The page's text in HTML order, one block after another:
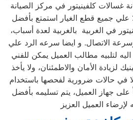
غسالات كلفينيتور في مركز الصيانة
وخصم 25٪ علي جميع قطع الغيار استمتع بأفضل
في الغربية بالغربية لعدة أسباب،
الاتصال. و ايضا سرعه الرد علي
لتلبيه مطالب العميل يمكن للفني
لزيادة الأمان والاطمئنان، ولا يأخذ
في حالات ضرورية لفحصها باستخدام
جهاز العميل، يتم تسليمه بأفضل